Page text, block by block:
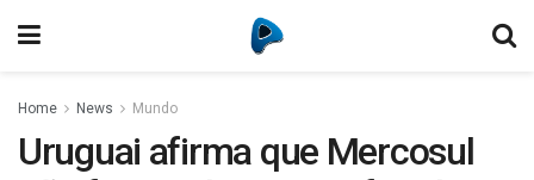
Home News Mundo
Uruguai afirma que Mercosul